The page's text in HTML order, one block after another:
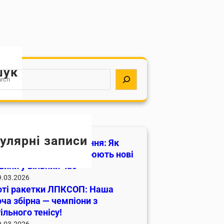
записи
ніж просто навчання: Як
ЛПКСОП підкорюють нові
у вільний час
ракетки ЛПКСОП: Наша
збірна — чемпіони з
тенісу!